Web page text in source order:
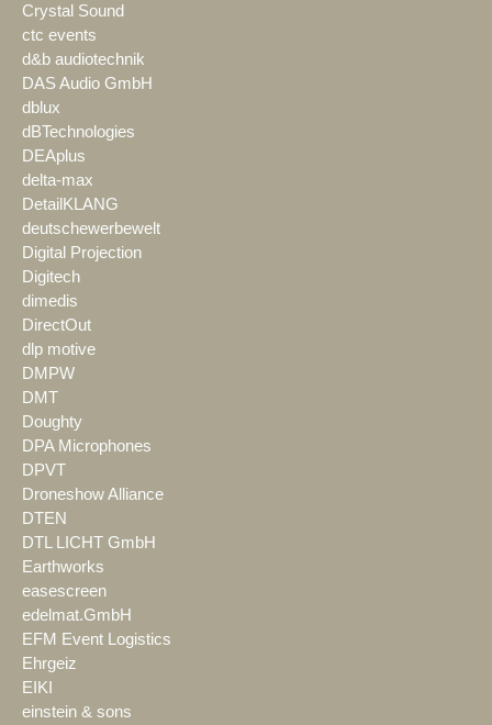
Crystal Sound
ctc events
d&b audiotechnik
DAS Audio GmbH
dblux
dBTechnologies
DEAplus
delta-max
DetailKLANG
deutschewerbewelt
Digital Projection
Digitech
dimedis
DirectOut
dlp motive
DMPW
DMT
Doughty
DPA Microphones
DPVT
Droneshow Alliance
DTEN
DTL LICHT GmbH
Earthworks
easescreen
edelmat.GmbH
EFM Event Logistics
Ehrgeiz
EIKI
einstein & sons